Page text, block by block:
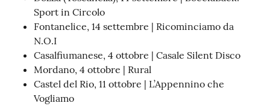
Sport in Circolo
Fontanelice, 14 settembre | Ricominciamo da
N.O.I
Casalfiumanese, 4 ottobre | Casale Silent Disco
Mordano, 4 ottobre | Rural
Castel del Rio, 11 ottobre | L’Appennino che
Vogliamo